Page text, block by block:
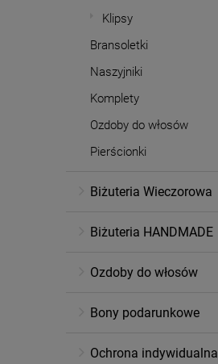
Klipsy
Bransoletki
Naszyjniki
Komplety
Ozdoby do włosów
Pierścionki
Biżuteria Wieczorowa
Biżuteria HANDMADE
Ozdoby do włosów
Bony podarunkowe
Ochrona indywidualna